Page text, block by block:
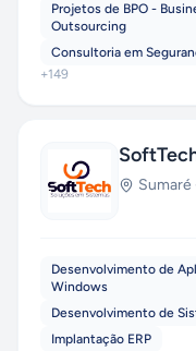
Projetos de BPO -
Outsourcing
Consultoria em
+149
Sumaré
Desenvolvimento de
Windows
Desenvolvimento de
Implantação ERP